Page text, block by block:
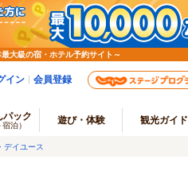
大級の宿・ホテル予約サイト～
イン 会員登録
パック
泊） 遊び・体験 観光ガイド
デイユース